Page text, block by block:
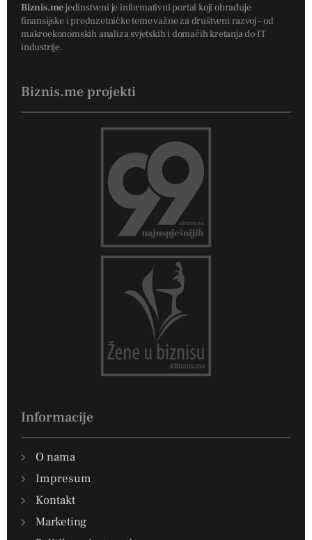
Biznis.mejedinstveni je informativni portal koji obrađuje
finansijske i preduzetničke teme važne za društveni razvoj – od
makroekonomskih analiza svjetskih i domaćih kretanja do IT
industrije.
Biznis.me projekti
Informacije
O nama
Impresum
Kontakt
Marketing